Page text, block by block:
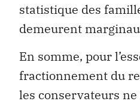
statistique des
demeurent
En somme, pour
fractionnement du
les conservateurs